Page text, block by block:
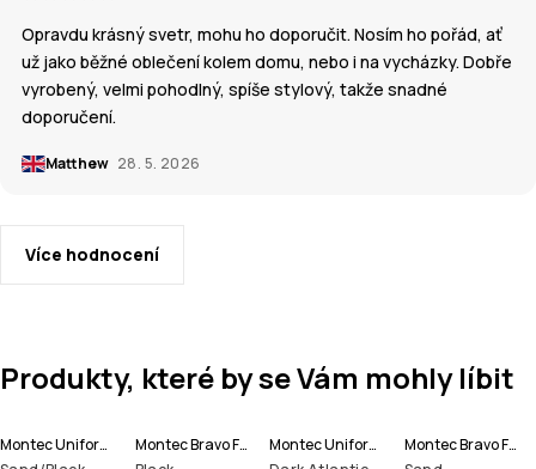
Opravdu krásný svetr, mohu ho doporučit. Nosím ho pořád, ať
už jako běžné oblečení kolem domu, nebo i na vycházky. Dobře
vyrobený, velmi pohodlný, spíše stylový, takže snadné
doporučení.
Matthew 28. 5. 2026
Více hodnocení
Produkty, které by se Vám mohly líbit
Montec Uniform Fleecová Mikina s Kapucí Pánské
Montec Bravo Fleecová Mikina Pánské
Montec Uniform Fleecová Mikina s Kapucí Pánské
Montec Bravo Fleecová Mikina Pánské